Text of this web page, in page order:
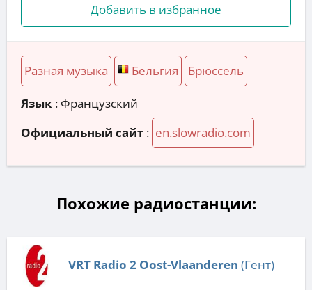
Добавить в избранное
Разная музыка Бельгия Брюссель
Язык : Французский
Официальный сайт : en.slowradio.com
Похожие радиостанции:
VRT Radio 2 Oost-Vlaanderen (Гент)